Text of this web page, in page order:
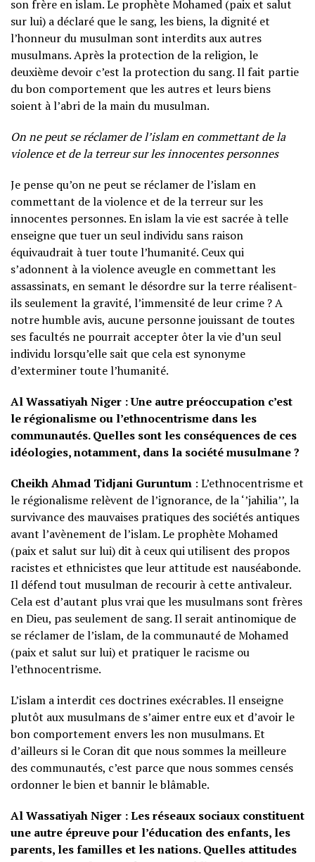
son frère en islam. Le prophète Mohamed (paix et salut
sur lui) a déclaré que le sang, les biens, la dignité et
l’honneur du musulman sont interdits aux autres
musulmans. Après la protection de la religion, le
deuxième devoir c’est la protection du sang. Il fait partie
du bon comportement que les autres et leurs biens
soient à l’abri de la main du musulman.
On ne peut se réclamer de l’islam en commettant de la
violence et de la terreur sur les innocentes personnes
Je pense qu’on ne peut se réclamer de l’islam en
commettant de la violence et de la terreur sur les
innocentes personnes. En islam la vie est sacrée à telle
enseigne que tuer un seul individu sans raison
équivaudrait à tuer toute l’humanité. Ceux qui
s’adonnent à la violence aveugle en commettant les
assassinats, en semant le désordre sur la terre réalisent-
ils seulement la gravité, l’immensité de leur crime ? A
notre humble avis, aucune personne jouissant de toutes
ses facultés ne pourrait accepter ôter la vie d’un seul
individu lorsqu’elle sait que cela est synonyme
d’exterminer toute l’humanité.
Al Wassatiyah Niger : Une autre préoccupation c’est
le régionalisme ou l’ethnocentrisme dans les
communautés. Quelles sont les conséquences de ces
idéologies, notamment, dans la société musulmane ?
Cheikh Ahmad Tidjani Guruntum : L’ethnocentrisme et
le régionalisme relèvent de l’ignorance, de la ‘’jahilia’’, la
survivance des mauvaises pratiques des sociétés antiques
avant l’avènement de l’islam. Le prophète Mohamed
(paix et salut sur lui) dit à ceux qui utilisent des propos
racistes et ethnicistes que leur attitude est nauséabonde.
Il défend tout musulman de recourir à cette antivaleur.
Cela est d’autant plus vrai que les musulmans sont frères
en Dieu, pas seulement de sang. Il serait antinomique de
se réclamer de l’islam, de la communauté de Mohamed
(paix et salut sur lui) et pratiquer le racisme ou
l’ethnocentrisme.
L’islam a interdit ces doctrines exécrables. Il enseigne
plutôt aux musulmans de s’aimer entre eux et d’avoir le
bon comportement envers les non musulmans. Et
d’ailleurs si le Coran dit que nous sommes la meilleure
des communautés, c’est parce que nous sommes censés
ordonner le bien et bannir le blâmable.
Al Wassatiyah Niger : Les réseaux sociaux constituent
une autre épreuve pour l’éducation des enfants, les
parents, les familles et les nations. Quelles attitudes